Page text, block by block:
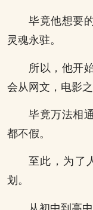
毕竟他想要
灵魂永驻。
所以，他开
会从网文，电影之
毕竟万法相
都不假。
至此，为了
划。